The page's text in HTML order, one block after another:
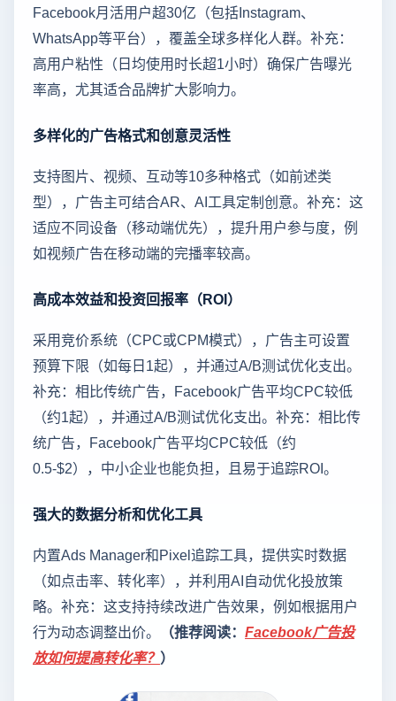
Facebook月活用户超30亿（包括Instagram、
WhatsApp等平台），覆盖全球多样化人群。补充：
高用户粘性（日均使用时长超1小时）确保广告曝光
率高，尤其适合品牌扩大影响力。
多样化的广告格式和创意灵活性
支持图片、视频、互动等10多种格式（如前述类
型），广告主可结合AR、AI工具定制创意。补充：这
适应不同设备（移动端优先），提升用户参与度，例
如视频广告在移动端的完播率较高。
高成本效益和投资回报率（ROI）
采用竞价系统（CPC或CPM模式），广告主可设置
预算下限（如每日1起），并通过A/B测试优化支出。
补充：相比传统广告，Facebook广告平均CPC较低
（约1起），并通过A/B测试优化支出。补充：相比传
统广告，Facebook广告平均CPC较低（约
0.5-$2），中小企业也能负担，且易于追踪ROI。
强大的数据分析和优化工具
内置Ads Manager和Pixel追踪工具，提供实时数据
（如点击率、转化率），并利用AI自动优化投放策
略。补充：这支持持续改进广告效果，例如根据用户
行为动态调整出价。
（推荐阅读： Facebook广告投
放如何提高转化率？ ）